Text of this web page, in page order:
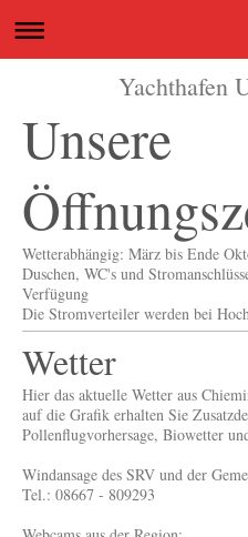
Yachthafen
Unsere
Wetterabhängig: März bis Ende
Duschen, WC's und
Verfügung
Die Stromverteiler werden bei
Wetter
Hier das aktuelle Wetter aus
auf die Grafik erhalten Sie
Pollenflugvorhersage, Biowetter
Windansage des SRV und der
Tel.: 08667 - 809293